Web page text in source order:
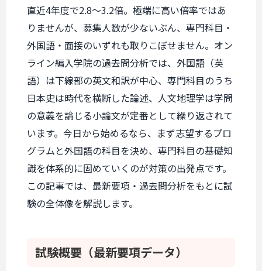
直近4年度で2.8〜3.2倍。極端に高い倍率ではあ
りませんが、募集人数が少ないぶん、専門科目・
外国語・面接のいずれも取りこぼせません。オン
ライン編入学院の過去問分析では、外国語（英
語）は下線部の英文和訳が中心、専門科目のうち
日本史は時代を横断した論述、人文地理学は学問
の意義を論じる小論文が定番として繰り返されて
います。今日から始めるなら、まず志望するプロ
グラムと外国語の科目を決め、専門科目の基礎知
識を体系的に固めていくのが対策の出発点です。
この記事では、最新要項・過去問分析をもとに試
験の全体像を解説します。
試験概要 （最新要項データ）